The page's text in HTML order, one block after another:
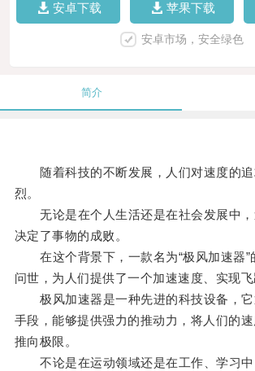
安卓下载 苹果下载
安卓市场，安全绿色
简介
随着科技的不断发展，人们对速度的追
烈。
无论是在个人生活还是在社会发展中，
决定了事物的成败。
在这个背景下，一款名为“极风加速器”
问世，为人们提供了一个加速速度、实现飞
极风加速器是一种先进的科技设备，它
手段，能够提供强力的推动力，将人们的
推向极限。
不论是在运动领域还是在工作、学习中